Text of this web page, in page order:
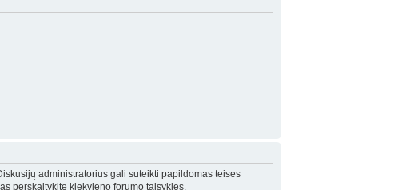
administratorius gali suteikti papildomas teises
perskaitykite kiekvieno forumo taisykles.